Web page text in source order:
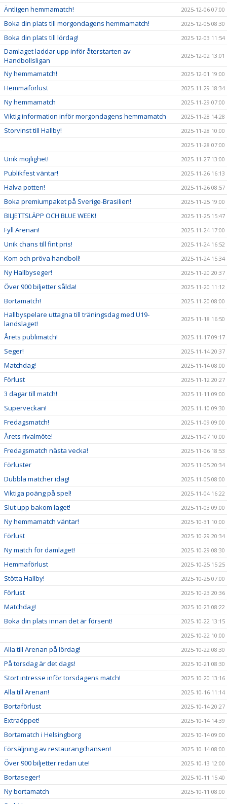
Äntligen hemmamatch! 2025-12-06 07:00
Boka din plats till morgondagens hemmamatch! 2025-12-05 08:30
Boka din plats till lördag! 2025-12-03 11:54
Damlaget laddar upp inför återstarten av
Handbollsligan
2025-12-02 13:01
Ny hemmamatch! 2025-12-01 19:00
Hemmaförlust 2025-11-29 18:34
Ny hemmamatch 2025-11-29 07:00
Viktig information inför morgondagens hemmamatch 2025-11-28 14:28
Storvinst till Hallby!
2025-11-28 10:00
2025-11-28 07:00
Unik möjlighet! 2025-11-27 13:00
Publikfest väntar! 2025-11-26 16:13
Halva potten! 2025-11-26 08:57
Boka premiumpaket på Sverige-Brasilien! 2025-11-25 19:00
BILJETTSLÄPP OCH BLUE WEEK! 2025-11-25 15:47
Fyll Arenan! 2025-11-24 17:00
Unik chans till fint pris! 2025-11-24 16:52
Kom och pröva handboll! 2025-11-24 15:34
Ny Hallbyseger! 2025-11-20 20:37
Över 900 biljetter sålda! 2025-11-20 11:12
Bortamatch! 2025-11-20 08:00
Hallbyspelare uttagna till träningsdag med U19-
landslaget!
2025-11-18 16:50
Årets publimatch! 2025-11-17 09:17
Seger! 2025-11-14 20:37
Matchdag! 2025-11-14 08:00
Förlust 2025-11-12 20:27
3 dagar till match! 2025-11-11 09:00
Superveckan! 2025-11-10 09:30
Fredagsmatch! 2025-11-09 09:00
Årets rivalmöte! 2025-11-07 10:00
Fredagsmatch nästa vecka! 2025-11-06 18:53
Förluster 2025-11-05 20:34
Dubbla matcher idag! 2025-11-05 08:00
Viktiga poäng på spel! 2025-11-04 16:22
Slut upp bakom laget! 2025-11-03 09:00
Ny hemmamatch väntar! 2025-10-31 10:00
Förlust 2025-10-29 20:34
Ny match för damlaget! 2025-10-29 08:30
Hemmaförlust 2025-10-25 15:25
Stötta Hallby! 2025-10-25 07:00
Förlust 2025-10-23 20:36
Matchdag! 2025-10-23 08:22
Boka din plats innan det är försent!
2025-10-22 13:15
2025-10-22 10:00
Alla till Arenan på lördag! 2025-10-22 08:30
På torsdag är det dags! 2025-10-21 08:30
Stort intresse inför torsdagens match! 2025-10-20 13:16
Alla till Arenan! 2025-10-16 11:14
Bortaförlust 2025-10-14 20:27
Extraöppet! 2025-10-14 14:39
Bortamatch i Helsingborg 2025-10-14 09:00
Försäljning av restaurangchansen! 2025-10-14 08:00
Över 900 biljetter redan ute! 2025-10-13 12:00
Bortaseger! 2025-10-11 15:40
Ny bortamatch 2025-10-11 08:00